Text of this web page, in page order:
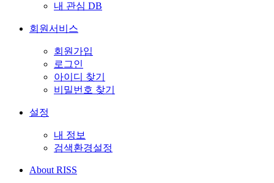
내 관심 DB
회원서비스
회원가입
로그인
아이디 찾기
비밀번호 찾기
설정
내 정보
검색환경설정
About RISS